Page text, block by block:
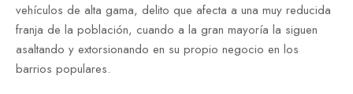
vehículos de alta gama, delito que afecta a una muy reducida
franja de la población, cuando a la gran mayoría la siguen
asaltando y extorsionando en su propio negocio en los
barrios populares.